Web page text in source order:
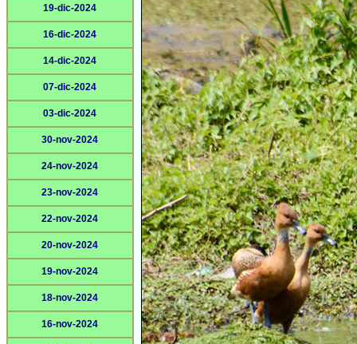
19-dic-2024
16-dic-2024
14-dic-2024
07-dic-2024
03-dic-2024
30-nov-2024
24-nov-2024
23-nov-2024
22-nov-2024
20-nov-2024
19-nov-2024
18-nov-2024
16-nov-2024